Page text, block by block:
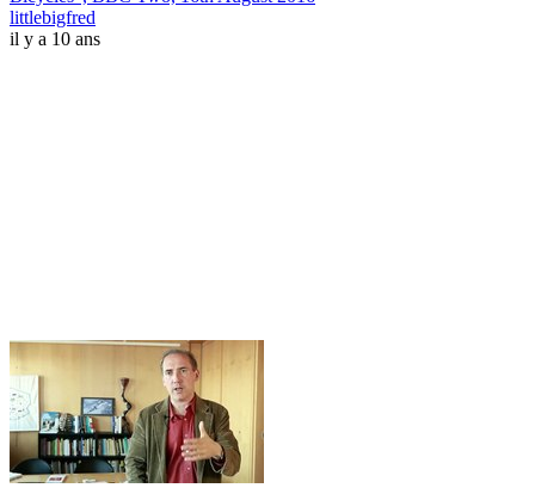
littlebigfred
il y a 10 ans